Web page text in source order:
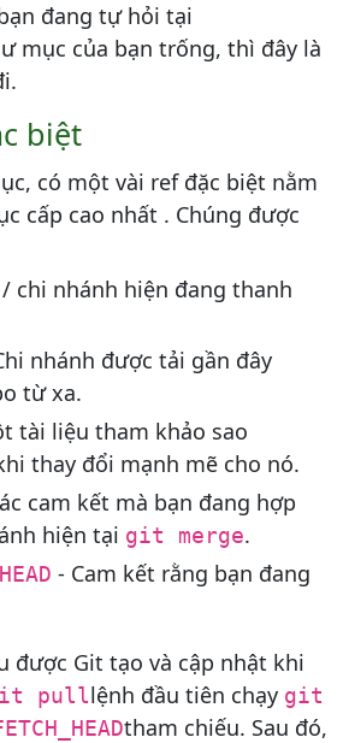
đang tự hỏi tại
mục của bạn trống, thì đây là
biệt
có một vài ref đặc biệt nằm
cấp cao nhất . Chúng được
chi nhánh hiện đang thanh
nhánh được tải gần đây
từ xa.
tài liệu tham khảo sao
thay đổi mạnh mẽ cho nó.
cam kết mà bạn đang hợp
hiện tại git merge.
- Cam kết rằng bạn đang
được Git tạo và cập nhật khi
pulllệnh đầu tiên chạy git
tham chiếu. Sau đó,